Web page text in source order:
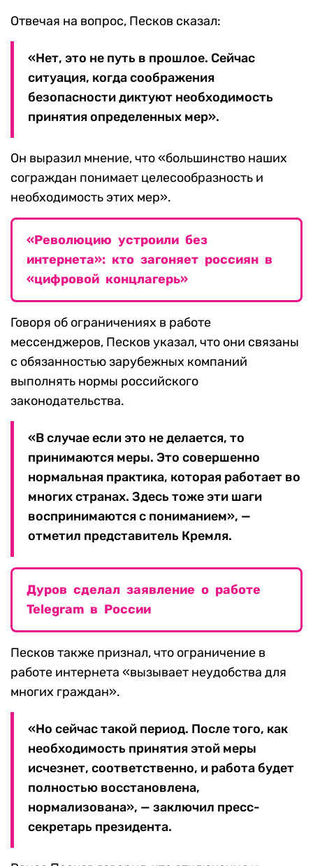
Отвечая на вопрос, Песков сказал:
«Нет, это не путь в прошлое. Сейчас
ситуация, когда соображения
безопасности диктуют необходимость
принятия определенных мер».
Он выразил мнение, что «большинство наших
сограждан понимает целесообразность и
необходимость этих мер».
«Революцию устроили без
интернета»: кто загоняет россиян в
«цифровой концлагерь»
Говоря об ограничениях в работе
мессенджеров, Песков указал, что они связаны
с обязанностью зарубежных компаний
выполнять нормы российского
законодательства.
«В случае если это не делается, то
принимаются меры. Это совершенно
нормальная практика, которая работает во
многих странах. Здесь тоже эти шаги
воспринимаются с пониманием», —
отметил представитель Кремля.
Дуров сделал заявление о работе
Telegram в России
Песков также признал, что ограничение в
работе интернета «вызывает неудобства для
многих граждан».
«Но сейчас такой период. После того, как
необходимость принятия этой меры
исчезнет, соответственно, и работа будет
полностью восстановлена,
нормализована», — заключил пресс-
секретарь президента.